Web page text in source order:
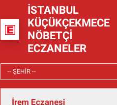
İSTANBUL
KÜÇÜKÇEKMECE
NÖBETÇI
ECZANELER
İrem Eczanesi